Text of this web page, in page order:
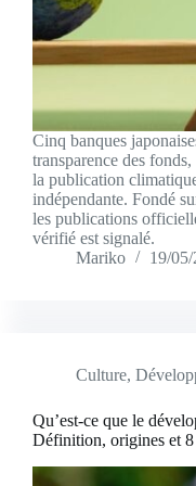
Cinq banques
transparence des fonds,
la publication
indépendante. Fondé
les publications
vérifié est signalé.
Mariko
19/
Culture,
Qu’est-ce que le
Définition, origines et